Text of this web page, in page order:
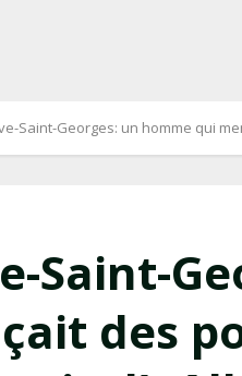
Saint-Georges: un homme qui
Saint-
des